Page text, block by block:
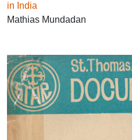
in India
Mathias Mundadan